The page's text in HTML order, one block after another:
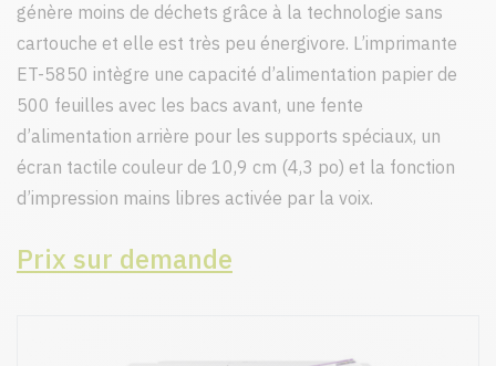
génère moins de déchets grâce à la technologie sans
cartouche et elle est très peu énergivore. L’imprimante
ET-5850 intègre une capacité d’alimentation papier de
500 feuilles avec les bacs avant, une fente
d’alimentation arrière pour les supports spéciaux, un
écran tactile couleur de 10,9 cm (4,3 po) et la fonction
d’impression mains libres activée par la voix.
Prix sur demande